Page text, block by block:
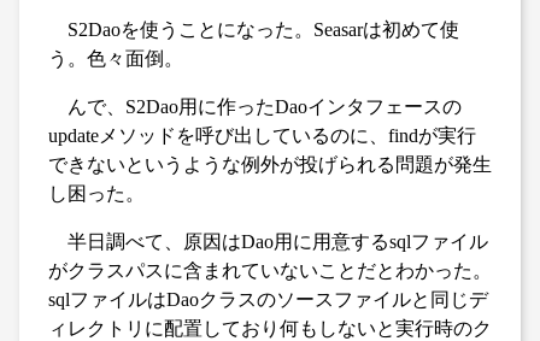
S2Daoを使うことになった。Seasarは初めて使
う。色々面倒。
んで、S2Dao用に作ったDaoインタフェースの
updateメソッドを呼び出しているのに、findが実行
できないというような例外が投げられる問題が発生
し困った。
半日調べて、原因はDao用に用意するsqlファイル
がクラスパスに含まれていないことだとわかった。
sqlファイルはDaoクラスのソースファイルと同じデ
ィレクトリに配置しており何もしないと実行時のク